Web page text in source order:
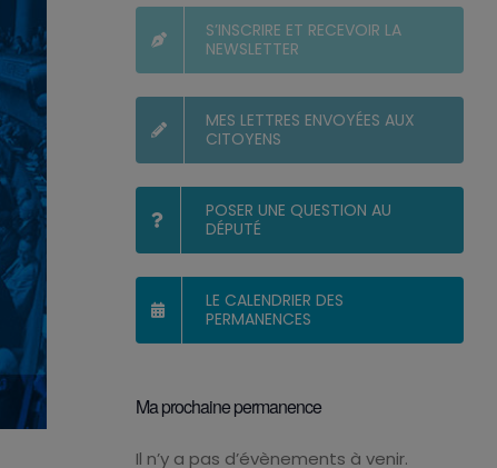
S’INSCRIRE ET RECEVOIR LA
NEWSLETTER
MES LETTRES ENVOYÉES AUX
CITOYENS
POSER UNE QUESTION AU
DÉPUTÉ
LE CALENDRIER DES
PERMANENCES
Ma prochaine permanence
Il n’y a pas d’évènements à venir.